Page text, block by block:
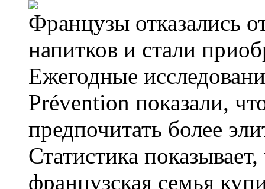
Французы отказались
напитков и стали
Ежегодные
Prévention показали,
предпочитать более
Статистика
французская семья